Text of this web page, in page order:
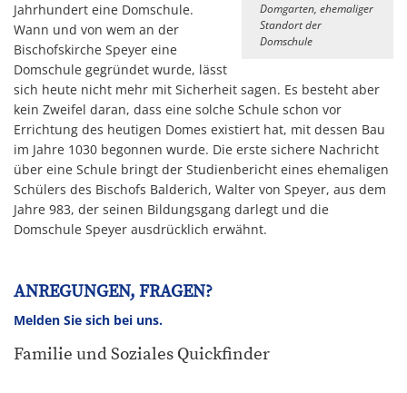
Domgarten, ehemaliger
Standort der
Domschule
Jahrhundert eine Domschule.
Wann und von wem an der
Bischofskirche Speyer eine
Domschule gegründet wurde, lässt
sich heute nicht mehr mit Sicherheit sagen. Es besteht aber
kein Zweifel daran, dass eine solche Schule schon vor
Errichtung des heutigen Domes existiert hat, mit dessen Bau
im Jahre 1030 begonnen wurde. Die erste sichere Nachricht
über eine Schule bringt der Studienbericht eines ehemaligen
Schülers des Bischofs Balderich, Walter von Speyer, aus dem
Jahre 983, der seinen Bildungsgang darlegt und die
Domschule Speyer ausdrücklich erwähnt.
ANREGUNGEN, FRAGEN?
Melden Sie sich bei uns.
Familie und Soziales Quickfinder